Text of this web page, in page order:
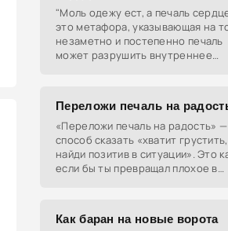
"Моль одежу ест, а печаль
это метафора, указывающая на
незаметно и постепенно печаль
может разрушить внутреннее
Переложи печаль на
«Переложи печаль на радость»
способ сказать «хватит грустить,
найди позитив в ситуации». Это
если бы ты превращал плохое в
Как баран на новые ворота